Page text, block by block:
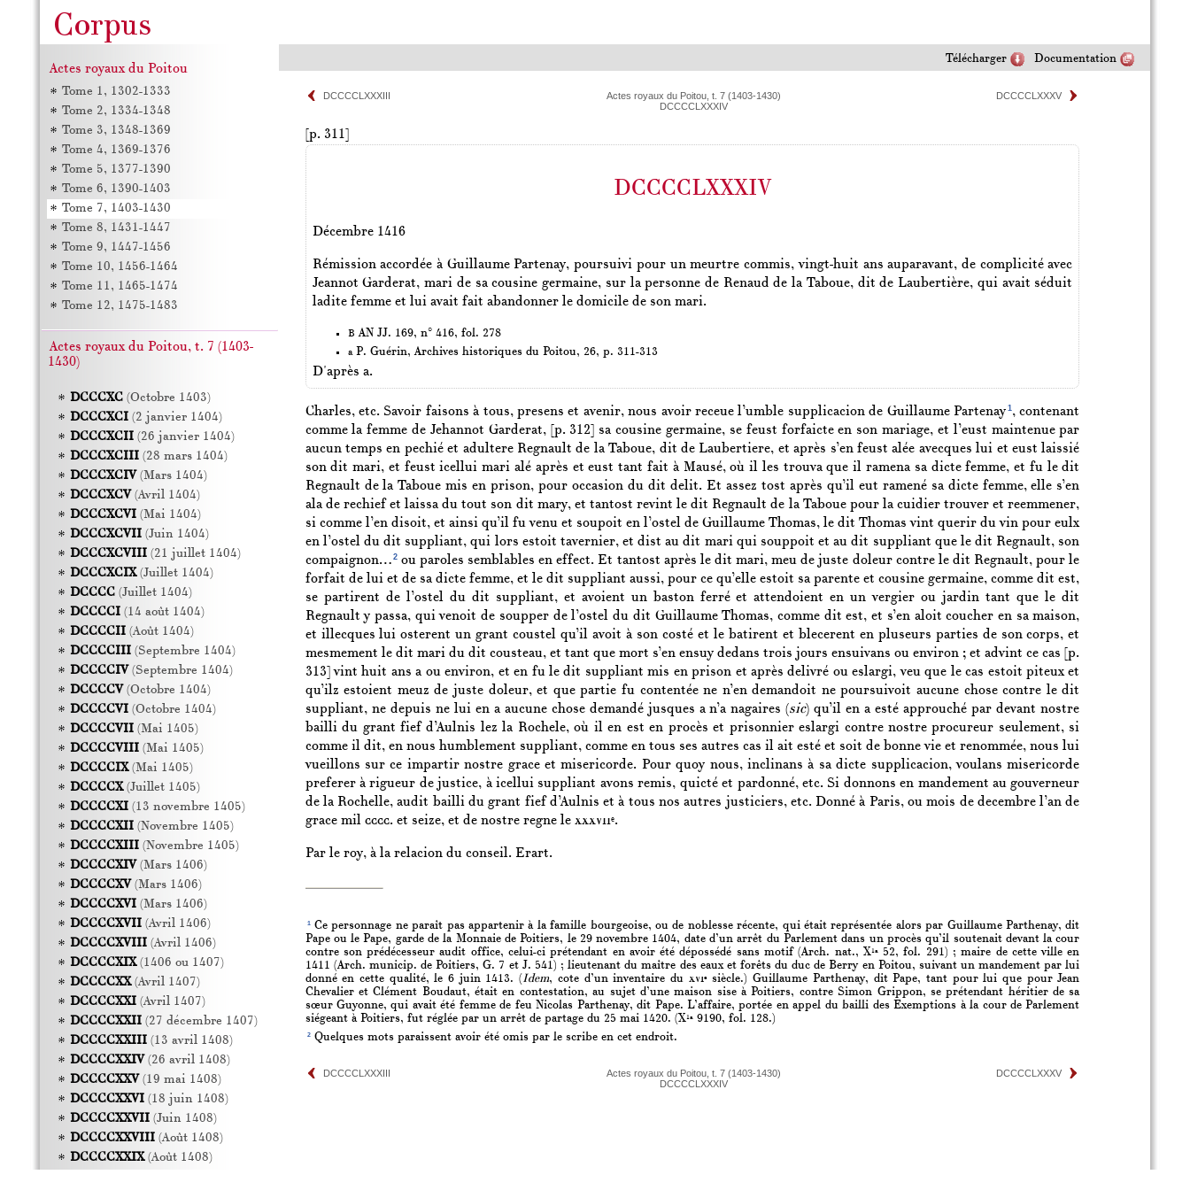
Documentation
Télécharger
DCCCCLXXXIII DCCCCLXXXV
Actes royaux du Poitou, t. 7 (1403-1430)
DCCCCLXXXIV
[p. 311]
DCCCCLXXXIV
Décembre 1416
Rémission accordée à Guillaume Partenay, poursuivi pour un meurtre commis, vingt-huit ans auparavant, de complicité avec
Jeannot Garderat, mari de sa cousine germaine, sur la personne de Renaud de la Taboue, dit de Laubertière, qui avait séduit
ladite femme et lui avait fait abandonner le domicile de son mari.
B AN JJ. 169, n° 416, fol. 278
aP. Guérin,Archives historiques du Poitou, 26, p. 311-313
D'après a.
Charles, etc. Savoir faisons à tous, presens et avenir, nous avoir receue l’umble supplicacion de Guillaume Partenay 1, contenant
comme la femme de Jehannot Garderat, [p. 312]
sa cousine germaine, se feust forfaicte en son mariage, et l’eust maintenue par
aucun temps en pechié et adultere Regnault de la Taboue, dit de Laubertiere, et après s’en feust alée avecques lui et eust laissié
son dit mari, et feust icellui mari alé après et eust tant fait à Mausé, où il les trouva que il ramena sa dicte femme, et fu le dit
Regnault de la Taboue mis en prison, pour occasion du dit delit. Et assez tost après qu’il eut ramené sa dicte femme, elle s’en
ala de rechief et laissa du tout son dit mary, et tantost revint le dit Regnault de la Taboue pour la cuidier trouver et reemmener,
si comme l’en disoit, et ainsi qu’il fu venu et soupoit en l’ostel de Guillaume Thomas, le dit Thomas vint querir du vin pour eulx
en l’ostel du dit suppliant, qui lors estoit tavernier, et dist au dit mari qui souppoit et au dit suppliant que le dit Regnault, son
compaignon… 2ou paroles semblables en effect. Et tantost après le dit mari, meu de juste doleur contre le dit Regnault, pour le
forfait de lui et de sa dicte femme, et le dit suppliant aussi, pour ce qu’elle estoit sa parente et cousine germaine, comme dit est,
se partirent de l’ostel du dit suppliant, et avoient un baston ferré et attendoient en un vergier ou jardin tant que le dit
Regnault y passa, qui venoit de soupper de l’ostel du dit Guillaume Thomas, comme dit est, et s’en aloit coucher en sa maison,
et illecques lui osterent un grant coustel qu’il avoit à son costé et le batirent et blecerent en pluseurs parties de son corps, et
mesmement le dit mari du dit cousteau, et tant que mort s’en ensuy dedans trois jours ensuivans ou environ ; et advint ce cas [p.
313] vint huit ans a ou environ, et en fu le dit suppliant mis en prison et après delivré ou eslargi, veu que le cas estoit piteux et
qu’ilz estoient meuz de juste doleur, et que partie fu contentée ne n’en demandoit ne poursuivoit aucune chose contre le dit
suppliant, ne depuis ne lui en a aucune chose demandé jusques a n’a nagaires (sic) qu’il en a esté approuché par devant nostre
bailli du grant fief d’Aulnis lez la Rochele, où il en est en procès et prisonnier eslargi contre nostre procureur seulement, si
comme il dit, en nous humblement suppliant, comme en tous ses autres cas il ait esté et soit de bonne vie et renommée, nous lui
vueillons sur ce impartir nostre grace et misericorde. Pour quoy nous, inclinans à sa dicte supplicacion, voulans misericorde
preferer à rigueur de justice, à icellui suppliant avons remis, quicté et pardonné, etc. Si donnons en mandement au gouverneur
de la Rochelle, audit bailli du grant fief d’Aulnis et à tous nos autres justiciers, etc. Donné à Paris, ou mois de decembre l’an de
grace mil cccc. et seize, et de nostre regne le xxxviie.
Par le roy, à la relacion du conseil. Erart.
1Ce personnage ne paraît pas appartenir à la famille bourgeoise, ou de noblesse récente, qui était représentée alors par Guillaume Parthenay, dit
Pape ou le Pape, garde de la Monnaie de Poitiers, le 29 novembre 1404, date d’un arrêt du Parlement dans un procès qu’il soutenait devant la cour
contre son prédécesseur audit office, celui-ci prétendant en avoir été dépossédé sans motif (Arch. nat., X1a52, fol. 291) ; maire de cette ville en
1411 (Arch. municip. de Poitiers, G. 7 et J. 541) ; lieutenant du maître des eaux et forêts du duc de Berry en Poitou, suivant un mandement par lui
donné en cette qualité, le 6 juin 1413. (Idem, cote d’un inventaire du xviesiècle.) Guillaume Parthenay, dit Pape, tant pour lui que pour Jean
Chevalier et Clément Boudaut, était en contestation, au sujet d’une maison sise à Poitiers, contre Simon Grippon, se prétendant héritier de sa
sœur Guyonne, qui avait été femme de feu Nicolas Parthenay, dit Pape. L’affaire, portée en appel du bailli des Exemptions à la cour de Parlement
siégeant à Poitiers, fut réglée par un arrêt de partage du 25 mai 1420. (X1a9190, fol. 128.)
2Quelques mots paraissent avoir été omis par le scribe en cet endroit.
DCCCCLXXXIII DCCCCLXXXV
Actes royaux du Poitou, t. 7 (1403-1430)
DCCCCLXXXIV
Actes royaux du Poitou
Tome 1, 1302-1333
Tome 2, 1334-1348
Tome 3, 1348-1369
Tome 4, 1369-1376
Tome 5, 1377-1390
Tome 6, 1390-1403
Tome 7, 1403-1430
Tome 8, 1431-1447
Tome 9, 1447-1456
Tome 10, 1456-1464
Tome 11, 1465-1474
Tome 12, 1475-1483
Actes royaux du Poitou, t. 7 (1403-
1430)
DCCCXC(Octobre 1403)
DCCCXCI(2 janvier 1404)
DCCCXCII(26 janvier 1404)
DCCCXCIII(28 mars 1404)
DCCCXCIV(Mars 1404)
DCCCXCV(Avril 1404)
DCCCXCVI(Mai 1404)
DCCCXCVII(Juin 1404)
DCCCXCVIII(21 juillet 1404)
DCCCXCIX(Juillet 1404)
DCCCC(Juillet 1404)
DCCCCI(14 août 1404)
DCCCCII(Août 1404)
DCCCCIII(Septembre 1404)
DCCCCIV(Septembre 1404)
DCCCCV(Octobre 1404)
DCCCCVI(Octobre 1404)
DCCCCVII(Mai 1405)
DCCCCVIII(Mai 1405)
DCCCCIX(Mai 1405)
DCCCCX(Juillet 1405)
DCCCCXI(13 novembre 1405)
DCCCCXII(Novembre 1405)
DCCCCXIII(Novembre 1405)
DCCCCXIV(Mars 1406)
DCCCCXV(Mars 1406)
DCCCCXVI(Mars 1406)
DCCCCXVII(Avril 1406)
DCCCCXVIII(Avril 1406)
DCCCCXIX(1406 ou 1407)
DCCCCXX(Avril 1407)
DCCCCXXI(Avril 1407)
DCCCCXXII(27 décembre 1407)
DCCCCXXIII(13 avril 1408)
DCCCCXXIV(26 avril 1408)
DCCCCXXV(19 mai 1408)
DCCCCXXVI(18 juin 1408)
DCCCCXXVII(Juin 1408)
DCCCCXXVIII(Août 1408)
DCCCCXXIX(Août 1408)